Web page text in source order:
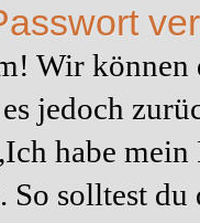
Wir
jedoch
habe
So solltest